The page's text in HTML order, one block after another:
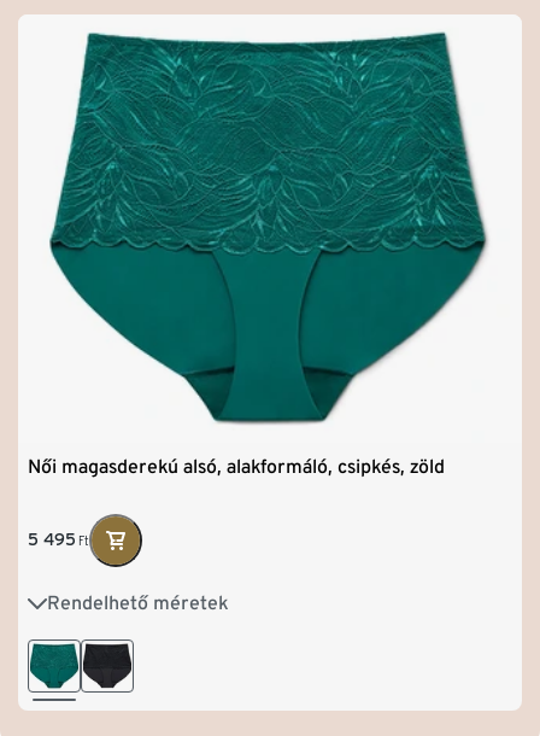
Női magasderekú alsó, alakformáló, csipkés, zöld
5 495 Ft
Rendelhető méretek
S 36/38 M 40/42 L 44/46
XXL 52/54